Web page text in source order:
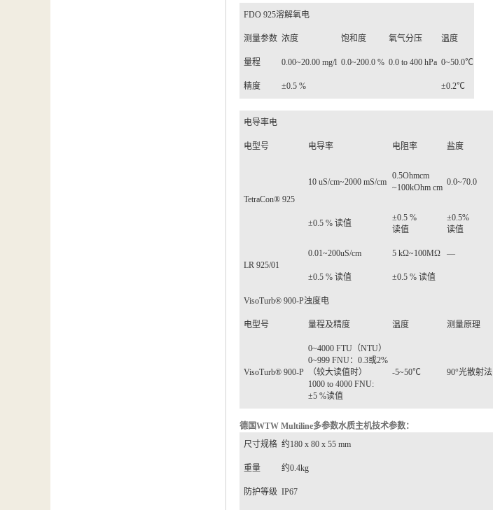
FDO 925溶解氧电
测量参数 浓度 饱和度 氧气分压 温度
量程 0.00~20.00 mg/l 0.0~200.0 % 0.0 to 400 hPa 0~50.0℃
精度 ±0.5 % ±0.2℃
电导率电
电型号 电导率 电阻率 盐度
TetraCon® 925
10 uS/cm~2000 mS/cm
0.5Ohmcm
~100kOhm cm
0.0~70.0
±0.5 % 读值
±0.5 %
读值
±0.5%
读值
LR 925/01
0.01~200uS/cm 5 kΩ~100MΩ —
±0.5 % 读值 ±0.5 % 读值
VisoTurb® 900-P浊度电
电型号 量程及精度 温度 测量原理
VisoTurb® 900-P
0~4000 FTU （NTU）
0~999 FNU： 0.3或2%
（较大读值时）
1000 to 4000 FNU:
±5 %读值
-5~50℃ 90°光散射法
德国WTW Multiline多参数水质主机技术参数：
尺寸规格 约180 x 80 x 55 mm
重量 约0.4kg
防护等级 IP67